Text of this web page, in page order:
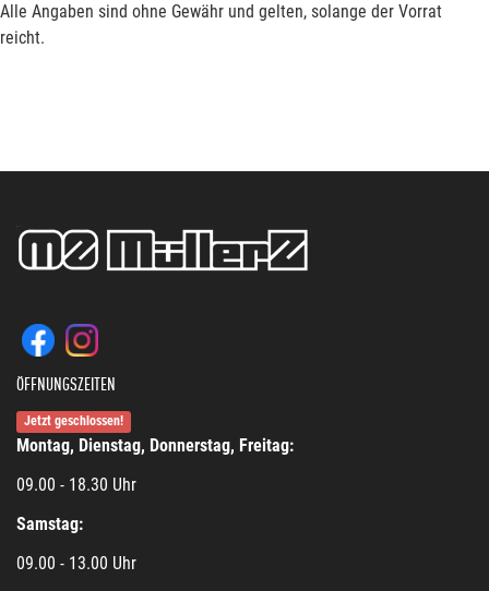
Alle Angaben sind ohne Gewähr und gelten, solange der Vorrat
reicht.
ÖFFNUNGSZEITEN
Jetzt geschlossen!
Montag, Dienstag, Donnerstag, Freitag:
09.00 - 18.30 Uhr
Samstag:
09.00 - 13.00 Uhr